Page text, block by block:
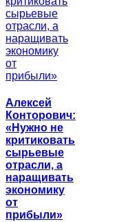
Алексей
Конторович:
«Нужно не
критиковать
сырьевые
отрасли, а
наращивать
экономику
от
прибыли»